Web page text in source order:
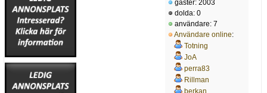
gäster: 2003
dolda: 0
användare: 7
Användare online:
Totning
JoA
perra83
Rillman